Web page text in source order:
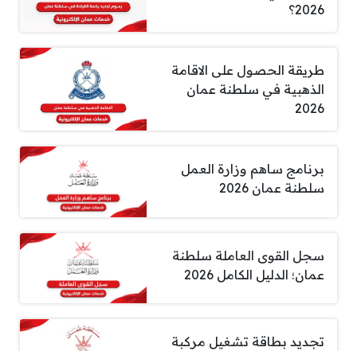
2026؟
طريقة الحصول على الاقامة
الذهبية في سلطنة عمان
2026
برنامج ساهم وزارة العمل
سلطنة عمان 2026
سجل القوى العاملة سلطنة
عمان؛ الدليل الكامل 2026
تجديد بطاقة تشغيل مركبة